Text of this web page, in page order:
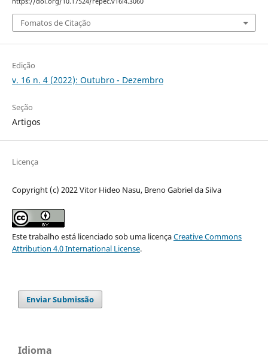
Fomatos de Citação
Edição
v. 16 n. 4 (2022): Outubro - Dezembro
Seção
Artigos
Licença
Copyright (c) 2022 Vitor Hideo Nasu, Breno Gabriel da Silva
Este trabalho está licenciado sob uma licençaCreative Commons
Attribution 4.0 International License.
Enviar Submissão
Idioma